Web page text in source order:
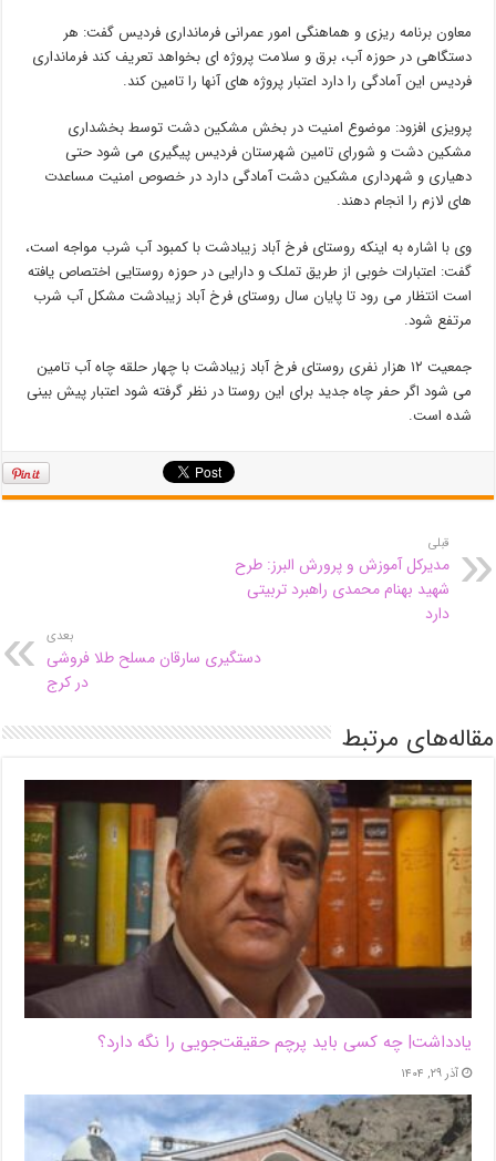
معاون برنامه ریزی و هماهنگی امور عمرانی فرمانداری فردیس گفت: هر
دستگاهی در حوزه آب، برق و سلامت پروژه ای بخواهد تعریف کند فرمانداری
فردیس این آمادگی را دارد اعتبار پروژه های آنها را تامین کند.
پرویزی افزود: موضوع امنیت در بخش مشکین دشت توسط بخشداری
مشکین دشت و شورای تامین شهرستان فردیس پیگیری می شود حتی
دهیاری و شهرداری مشکین دشت آمادگی دارد در خصوص امنیت مساعدت
های لازم را انجام دهند.
وی با اشاره به اینکه روستای فرخ آباد زیبادشت با کمبود آب شرب مواجه است،
گفت: اعتبارات خوبی از طریق تملک و دارایی در حوزه روستایی اختصاص یافته
است انتظار می رود تا پایان سال روستای فرخ آباد زیبادشت مشکل آب شرب
مرتفع شود.
جمعیت ۱۲ هزار نفری روستای فرخ آباد زیبادشت با چهار حلقه چاه آب تامین
می شود اگر حفر چاه جدید برای این روستا در نظر گرفته شود اعتبار پیش بینی
شده است.
قبلی
مدیرکل آموزش و پرورش البرز: طرح
شهید بهنام محمدی راهبرد تربیتی
دارد
بعدی
دستگیری سارقان مسلح طلا فروشی
در کرج
مقاله‌های مرتبط
یادداشت| ‌چه کسی باید پرچم حقیقت‌جویی را نگه دارد؟
آذر ۲۹, ۱۴۰۴